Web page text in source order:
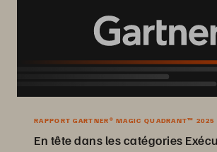
RAPPORT GARTNER® MAGIC QUADRANT™ 2025
En tête dans les catégories